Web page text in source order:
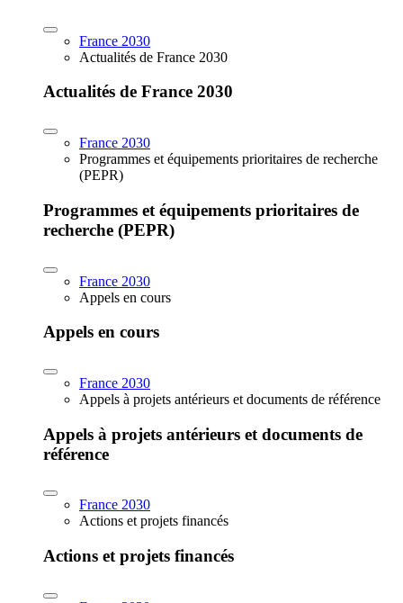
France 2030
Actualités de France 2030
Actualités de France 2030
France 2030
Programmes et équipements prioritaires de recherche
(PEPR)
Programmes et équipements prioritaires de
recherche (PEPR)
France 2030
Appels en cours
Appels en cours
France 2030
Appels à projets antérieurs et documents de référence
Appels à projets antérieurs et documents de
référence
France 2030
Actions et projets financés
Actions et projets financés